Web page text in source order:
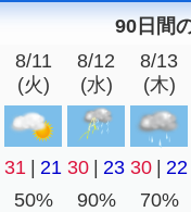
90日間
8/11
(火)
8/12
(水)
8/13
(木)
31 | 21 30 | 23 30 | 22
50% 90% 70%